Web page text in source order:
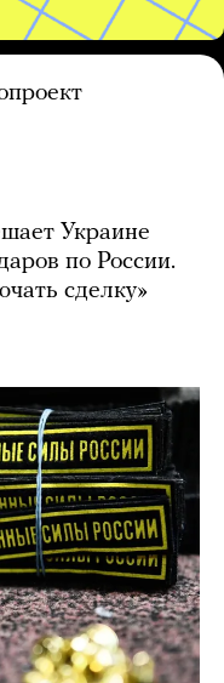
Украине
по России.
сделку»